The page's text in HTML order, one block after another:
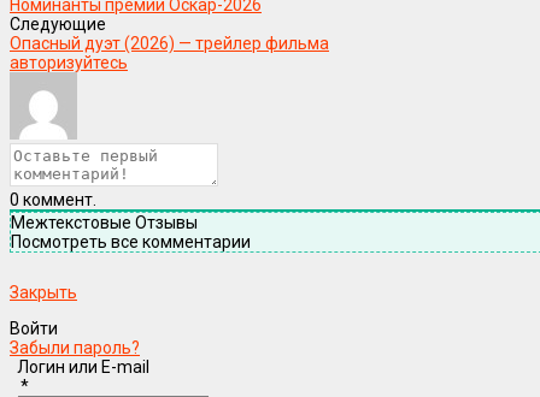
Номинанты премии Оскар-2026
Следующие
Опасный дуэт (2026) — трейлер фильма
авторизуйтесь
0 коммент.
Межтекстовые Отзывы
Посмотреть все комментарии
Закрыть
Войти
Забыли пароль?
Логин или E-mail
*